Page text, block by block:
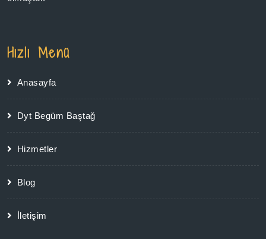
Hızlı Menü
Anasayfa
Dyt Begüm Baştağ
Hizmetler
Blog
İletişim